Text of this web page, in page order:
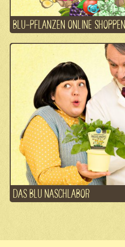
BLU-PFLANZEN ONLINE SHOPPEN
DAS BLU NASCHLABOR